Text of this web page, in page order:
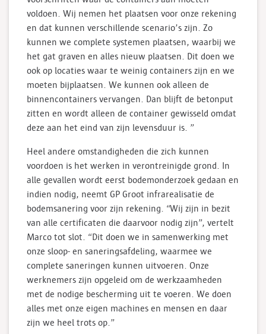
voldoen. Wij nemen het plaatsen voor onze rekening
en dat kunnen verschillende scenario’s zijn. Zo
kunnen we complete systemen plaatsen, waarbij we
het gat graven en alles nieuw plaatsen. Dit doen we
ook op locaties waar te weinig containers zijn en we
moeten bijplaatsen. We kunnen ook alleen de
binnencontainers vervangen. Dan blijft de betonput
zitten en wordt alleen de container gewisseld omdat
deze aan het eind van zijn levensduur is. ”
Heel andere omstandigheden die zich kunnen
voordoen is het werken in verontreinigde grond. In
alle gevallen wordt eerst bodemonderzoek gedaan en
indien nodig, neemt GP Groot infrarealisatie de
bodemsanering voor zijn rekening. “Wij zijn in bezit
van alle certificaten die daarvoor nodig zijn”, vertelt
Marco tot slot. “Dit doen we in samenwerking met
onze sloop- en saneringsafdeling, waarmee we
complete saneringen kunnen uitvoeren. Onze
werknemers zijn opgeleid om de werkzaamheden
met de nodige bescherming uit te voeren. We doen
alles met onze eigen machines en mensen en daar
zijn we heel trots op.”